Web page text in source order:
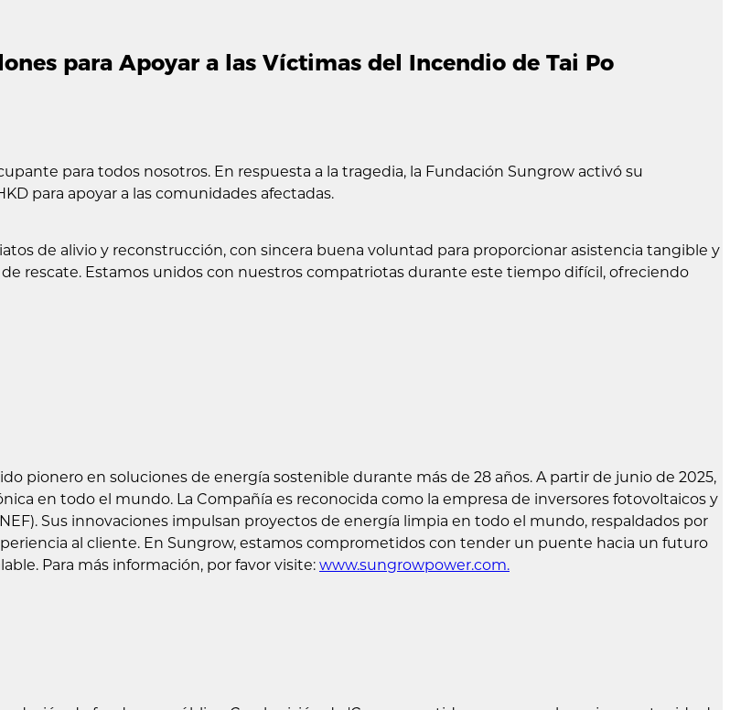
para Apoyar a las Víctimas del Incendio de Tai Po
para todos nosotros. En respuesta a la tragedia, la Fundación Sungrow activó su
para apoyar a las comunidades afectadas.
de alivio y reconstrucción, con sincera buena voluntad para proporcionar asistencia tangible y
rescate. Estamos unidos con nuestros compatriotas durante este tiempo difícil, ofreciendo
pionero en soluciones de energía sostenible durante más de 28 años. A partir de junio de 2025,
en todo el mundo. La Compañía es reconocida como la empresa de inversores fotovoltaicos y
Sus innovaciones impulsan proyectos de energía limpia en todo el mundo, respaldados por
al cliente. En Sungrow, estamos comprometidos con tender un puente hacia un futuro
Para más información, por favor visite: www.sungrowpower.com.